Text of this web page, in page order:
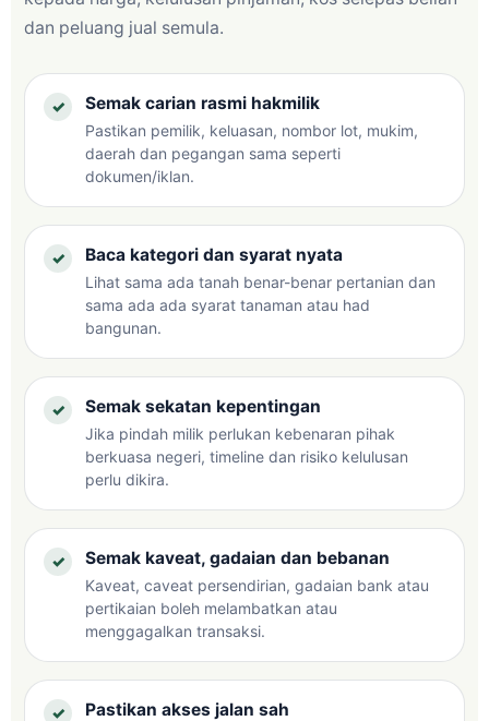
dan peluang jual semula.
Semak carian rasmi hakmilik
Pastikan pemilik, keluasan, nombor lot, mukim,
daerah dan pegangan sama seperti
dokumen/iklan.
Baca kategori dan syarat nyata
Lihat sama ada tanah benar-benar pertanian dan
sama ada ada syarat tanaman atau had
bangunan.
Semak sekatan kepentingan
Jika pindah milik perlukan kebenaran pihak
berkuasa negeri, timeline dan risiko kelulusan
perlu dikira.
Semak kaveat, gadaian dan bebanan
Kaveat, caveat persendirian, gadaian bank atau
pertikaian boleh melambatkan atau
menggagalkan transaksi.
Pastikan akses jalan sah